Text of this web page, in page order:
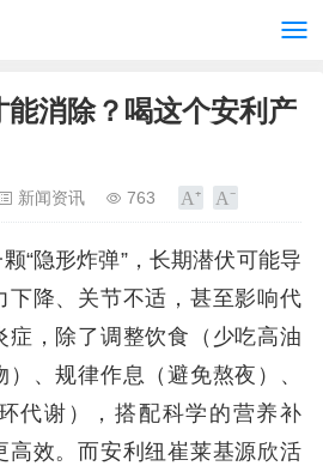
消除？喝这个安利产
新闻资讯 763
“隐形炸弹”，长期潜伏可能导
下降、关节不适，甚至影响代
症，除了调整饮食（少吃高油
、规律作息（避免熬夜）、
代谢），搭配科学的营养补
高效。而安利纽崔莱基源欣活